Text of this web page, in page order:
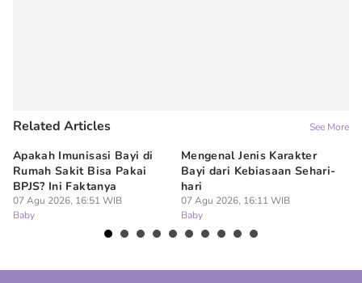
Related Articles See More
Apakah Imunisasi Bayi di
Rumah Sakit Bisa Pakai
BPJS? Ini Faktanya
07 Agu 2026, 16:51 WIB
Baby
Mengenal Jenis Karakter
Bayi dari Kebiasaan Sehari-
hari
07 Agu 2026, 16:11 WIB
Baby